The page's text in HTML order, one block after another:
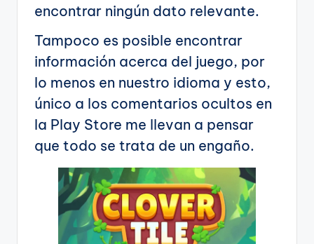
encontrar ningún dato relevante.
Tampoco es posible encontrar
información acerca del juego, por
lo menos en nuestro idioma y esto,
único a los comentarios ocultos en
la Play Store me llevan a pensar
que todo se trata de un engaño.